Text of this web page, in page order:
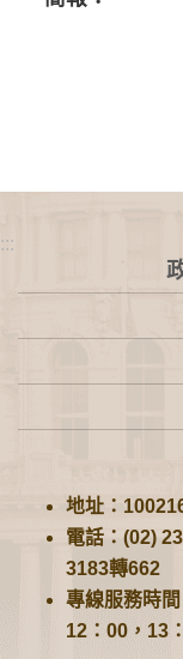
:::
地址：
電話：(02)
3183轉662
專線服務時
12：00，13